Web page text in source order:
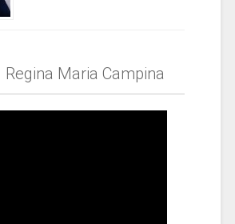
Maria Campina